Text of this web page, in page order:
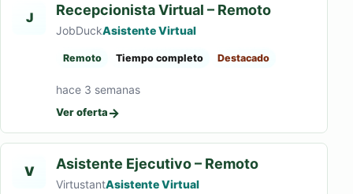
J Recepcionista Virtual – Remoto
JobDuckAsistente Virtual
Remoto Tiempo completo Destacado
hace 3 semanas
Ver oferta→
V Asistente Ejecutivo – Remoto
VirtustantAsistente Virtual